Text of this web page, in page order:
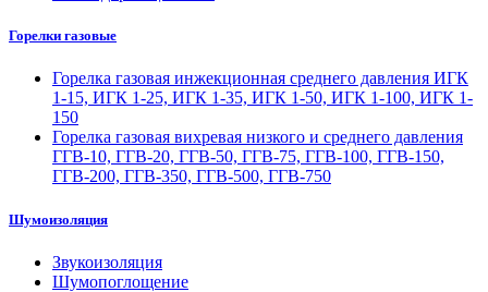
Горелки газовые
Горелка газовая инжекционная среднего давления ИГК
1-15, ИГК 1-25, ИГК 1-35, ИГК 1-50, ИГК 1-100, ИГК 1-
150
Горелка газовая вихревая низкого и среднего давления
ГГВ-10, ГГВ-20, ГГВ-50, ГГВ-75, ГГВ-100, ГГВ-150,
ГГВ-200, ГГВ-350, ГГВ-500, ГГВ-750
Шумоизоляция
Звукоизоляция
Шумопоглощение